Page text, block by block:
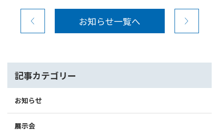
お知らせ一覧へ
記事カテゴリー
お知らせ
展示会